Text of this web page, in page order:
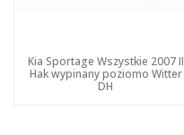
Kia Sportage Wszystkie 2007 II
Hak wypinany poziomo Witter
DH